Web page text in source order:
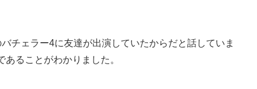
チェラー4に友達が出演していたからだと話していま
ることがわかりました。